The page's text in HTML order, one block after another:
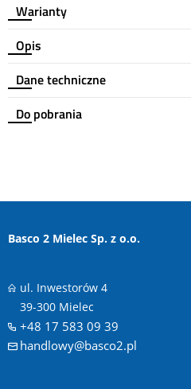
Warianty
Opis
Dane techniczne
Do pobrania
Basco 2 Mielec Sp. z o.o.
ul. Inwestorów 4
39-300 Mielec
+48 17 583 09 39
handlowy@basco2.pl